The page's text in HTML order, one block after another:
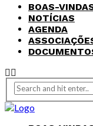
BOAS-
NOTÍCIAS
AGENDA